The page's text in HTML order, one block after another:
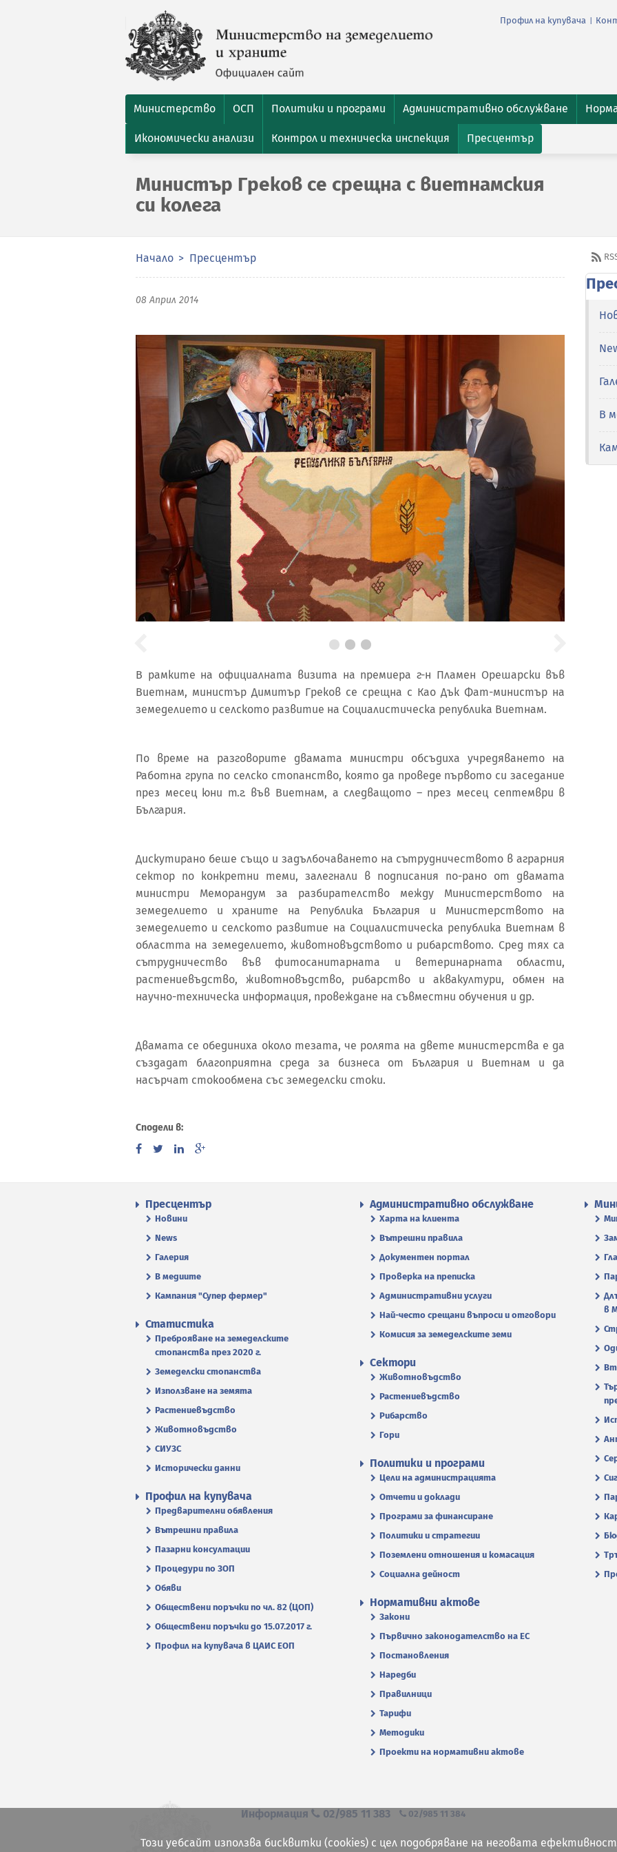
Профил на купувача
Министерство ОСП Политики и програми Административно обслужване
Икономически анализи Контрол и техническа инспекция Пресцентър
Министър Греков се срещна с виетнамския
си колега
Начало Пресцентър
08 Април 2014
В рамките на официалната визита на премиера г-н Пламен Орешарски във
Виетнам, министър Димитър Греков се срещна с Као Дък Фат-министър на
земеделието и селското развитие на Социалистическа република Виетнам.
По време на разговорите двамата министри обсъдиха учредяването на
Работна група по селско стопанство, която да проведе първото си заседание
през месец юни т.г. във Виетнам, а следващото – през месец септември в
България.
Дискутирано беше също и задълбочаването на сътрудничеството в аграрния
сектор по конкретни теми, залегнали в подписания по-рано от двамата
министри Меморандум за разбирателство между Министерството на
земеделието и храните на Република България и Министерството на
земеделието и селското развитие на Социалистическа република Виетнам в
областта на земеделието, животновъдството и рибарството. Сред тях са
сътрудничество във фитосанитарната и ветеринарната области,
растениевъдство, животновъдство, рибарство и аквакултури, обмен на
научно-техническа информация, провеждане на съвместни обучения и др.
Двамата се обединиха около тезата, че ролята на двете министерства е да
създадат благоприятна среда за бизнеса от България и Виетнам и да
насърчат стокообмена със земеделски стоки.
Сподели в:
В
Пресцентър
Новини
News
Галерия
В медиите
Кампания "Супер фермер"
Административно обслужване
Харта на клиента
Вътрешни правила
Документен портал
Проверка на преписка
Административни услуги
Най-често срещани въпроси и отговори
Комисия за земеделските земи
в
Статистика
Преброяване на земеделските
стопанства през 2020 г.
Земеделски стопанства
Използване на земята
Растениевъдство
Животновъдство
СИУЗС
Исторически данни
Сектори
Животновъдство
Растениевъдство
Рибарство
Гори
Политики и програми
Цели на администрацията
Отчети и доклади
Програми за финансиране
Политики и стратегии
Поземлени отношения и комасация
Социална дейност
Профил на купувача
Предварителни обявления
Вътрешни правила
Пазарни консултации
Процедури по ЗОП
Обяви
Обществени поръчки по чл. 82 (ЦОП)
Обществени поръчки до 15.07.2017 г.
Профил на купувача в ЦАИС ЕОП
Нормативни актове
Закони
Първично законодателство на ЕС
Постановления
Наредби
Правилници
Тарифи
Методики
Проекти на нормативни актове
Информация 02/985 11 383 02/985 11 384
Този уебсайт използва бисквитки (cookies) с цел подобряване на неговата